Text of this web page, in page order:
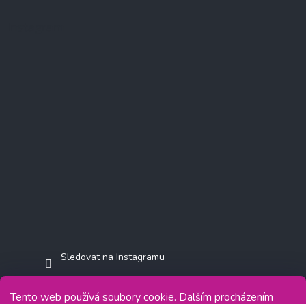
Tento web používá soubory cookie. Dalším procházením
Sledovat na Instagramu